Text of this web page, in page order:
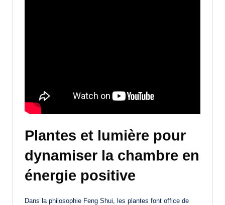
Plantes et lumière pour
dynamiser la chambre en
énergie positive
Dans la philosophie Feng Shui, les plantes font office de